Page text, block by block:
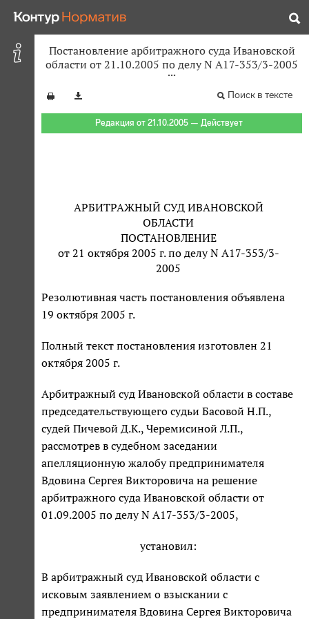
Постановление арбитражного суда Ивановской
области от 21.10.2005 по делу N А17-353/3-2005
Поиск в тексте
Редакция от 21.10.2005 — Действует
АРБИТРАЖНЫЙ СУД ИВАНОВСКОЙ
ОБЛАСТИ
ПОСТАНОВЛЕНИЕ
от 21 октября 2005 г. по делу N А17-353/3-
2005
Резолютивная часть постановления объявлена
19 октября 2005 г.
Полный текст постановления изготовлен 21
октября 2005 г.
Арбитражный суд Ивановской области в составе
председательствующего судьи Басовой Н.П.,
судей Пичевой Д.К., Черемисиной Л.П.,
рассмотрев в судебном заседании
апелляционную жалобу предпринимателя
Вдовина Сергея Викторовича на решение
арбитражного суда Ивановской области от
01.09.2005 по делу N А17-353/3-2005,
установил:
В арбитражный суд Ивановской области с
исковым заявлением о взыскании с
предпринимателя Вдовина Сергея Викторовича